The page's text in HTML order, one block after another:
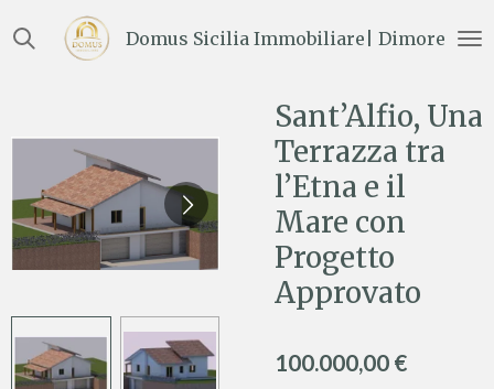
al
Domus Sicilia Immobiliare| Dimore e
Sant’Alfio, Una
Terrazza tra
l’Etna e il
Mare con
Progetto
Approvato
100.000,00 €